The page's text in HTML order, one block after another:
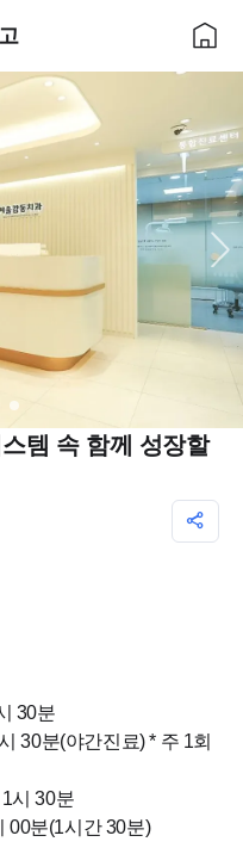
템 속 함께 성장할
30분
(야간진료) * 주 1회
시 30분
00분(1시간 30분)